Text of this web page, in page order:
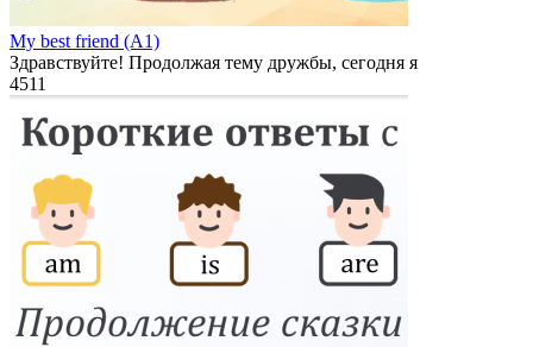
My best friend (A1)
Здравствуйте! Продолжая тему дружбы, сегодня я
4511